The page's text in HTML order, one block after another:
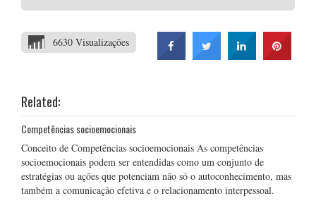
6630 Visualizações
Related:
Competências socioemocionais
Conceito de Competências socioemocionais As competências
socioemocionais podem ser entendidas como um conjunto de
estratégias ou ações que potenciam não só o autoconhecimento, mas
também a comunicação efetiva e o relacionamento interpessoal.